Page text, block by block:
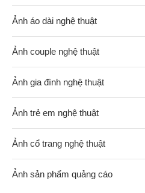
Ảnh áo dài nghệ thuật
Ảnh couple nghệ thuật
Ảnh gia đình nghệ thuật
Ảnh trẻ em nghệ thuật
Ảnh cổ trang nghệ thuật
Ảnh sản phẩm quảng cáo